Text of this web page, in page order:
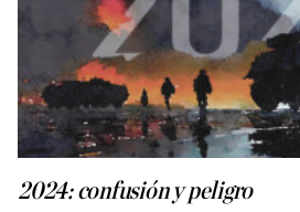
2024: confusión y peligro